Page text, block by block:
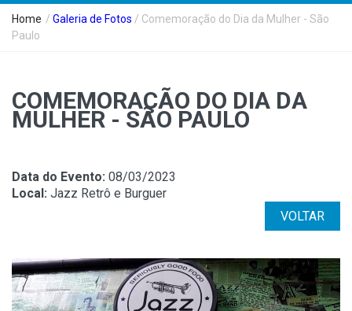
Home / Galeria de Fotos / Comemoração do Dia da Mulher - São
Paulo
COMEMORAÇÃO DO DIA DA
MULHER - SÃO PAULO
Data do Evento: 08/03/2023
Local: Jazz Retrô e Burguer
VOLTAR